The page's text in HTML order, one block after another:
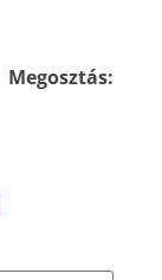
Megosztás: